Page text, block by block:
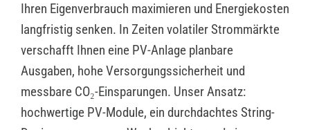
Ihren Eigenverbrauch maximieren und Energiekosten
langfristig senken. In Zeiten volatiler Strommärkte
verschafft Ihnen eine PV-Anlage planbare
Ausgaben, hohe Versorgungssicherheit und
messbare CO₂-Einsparungen. Unser Ansatz:
hochwertige PV-Module, ein durchdachtes String-